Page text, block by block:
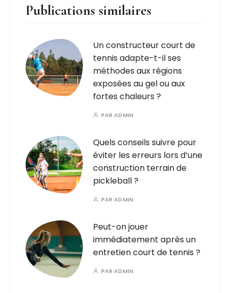
Publications similaires
Un constructeur court de
tennis adapte-t-il ses
méthodes aux régions
exposées au gel ou aux
fortes chaleurs ?
PARADMIN
Quels conseils suivre pour
éviter les erreurs lors d’une
construction terrain de
pickleball ?
PARADMIN
Peut-on jouer
immédiatement après un
entretien court de tennis ?
PARADMIN